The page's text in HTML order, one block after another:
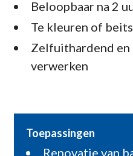
Beloopbaar na 2
Te kleuren of
Zelfuithardend en
verwerken
Toepassingen
Renovatie van